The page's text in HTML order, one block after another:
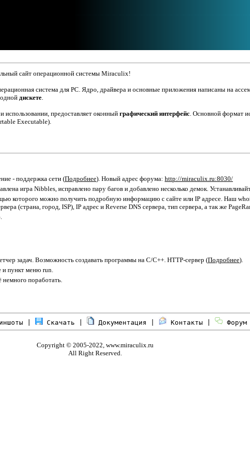
сайт операционной системы Miraculix!
система для PC. Ядро, драйвера и основные приложения написаны на
дискете
использовании, предоставляет оконныйграфический интерфейс . Основной формат
Executable).
- поддержка сети (Подробнее). Новый адрес форума: http://miraculix.ru:8030/
игра Nibbles, исправлено пару багов и добавлено несколько демок.
которого можно получить подробную информацию с сайте или IP адресе. Наш
(страна, город, ISP), IP адрес и Reverse DNS сервера, тип сервера, а так же
задач. Возможность создавать программы на С/C++. HTTP-сервер (Подробнее).
и пункт меню run.
поработать.
Скачать Документация Контакты Форум
Copyright © 2005-2022, www.miraculix.ru
All Right Reserved.